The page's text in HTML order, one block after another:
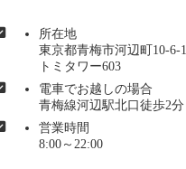
所在地
東京都青梅市河辺町10-6-1
トミタワー603
電車でお越しの場合
青梅線河辺駅北口徒歩2分
営業時間
8:00～22:00